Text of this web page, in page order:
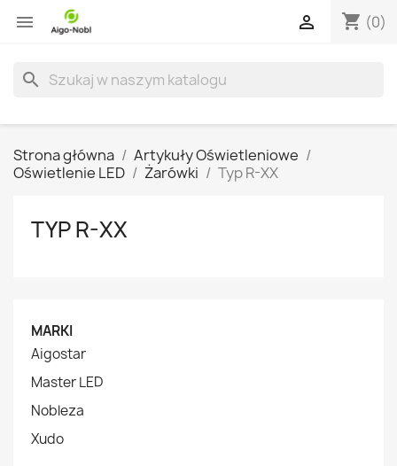
 shopping_cart (0)

search
Strona główna
Artykuły Oświetleniowe
Oświetlenie LED
Żarówki Typ R-XX
TYP R-XX
MARKI
Aigostar
Master LED
Nobleza
Xudo